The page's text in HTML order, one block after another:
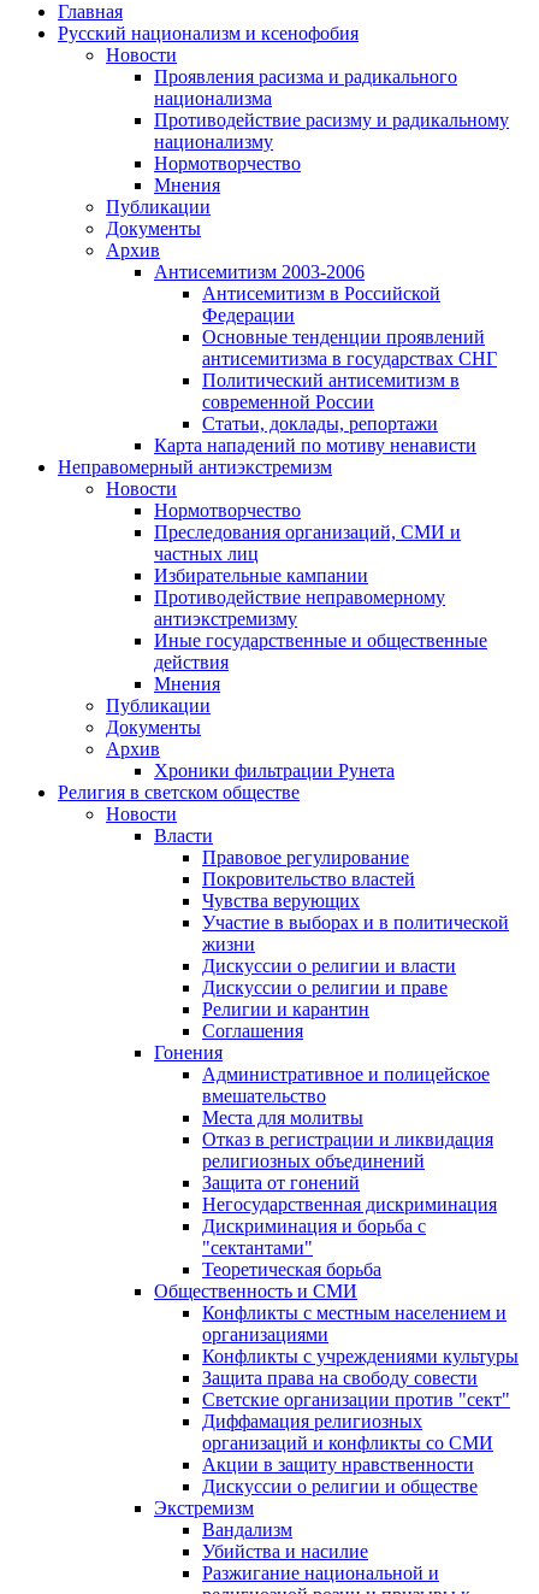
Главная
Русский национализм и ксенофобия
Новости
Проявления расизма и радикального
национализма
Противодействие расизму и радикальному
национализму
Нормотворчество
Мнения
Публикации
Документы
Архив
Антисемитизм 2003-2006
Антисемитизм в Российской
Федерации
Основные тенденции проявлений
антисемитизма в государствах СНГ
Политический антисемитизм в
современной России
Статьи, доклады, репортажи
Карта нападений по мотиву ненависти
Неправомерный антиэкстремизм
Новости
Нормотворчество
Преследования организаций, СМИ и
частных лиц
Избирательные кампании
Противодействие неправомерному
антиэкстремизму
Иные государственные и общественные
действия
Мнения
Публикации
Документы
Архив
Хроники фильтрации Рунета
Религия в светском обществе
Новости
Власти
Правовое регулирование
Покровительство властей
Чувства верующих
Участие в выборах и в политической
жизни
Дискуссии о религии и власти
Дискуссии о религии и праве
Религии и карантин
Соглашения
Гонения
Административное и полицейское
вмешательство
Места для молитвы
Отказ в регистрации и ликвидация
религиозных объединений
Защита от гонений
Негосударственная дискриминация
Дискриминация и борьба с
"сектантами"
Теоретическая борьба
Общественность и СМИ
Конфликты с местным населением и
организациями
Конфликты с учреждениями культуры
Защита права на свободу совести
Светские организации против "сект"
Диффамация религиозных
организаций и конфликты со СМИ
Акции в защиту нравственности
Дискуссии о религии и обществе
Экстремизм
Вандализм
Убийства и насилие
Разжигание национальной и